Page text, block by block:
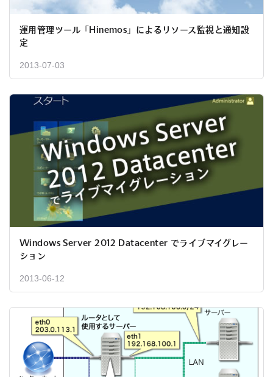
運用管理ツール「Hinemos」によるリソース監視と通知設
定
2013-07-03
Windows Server 2012 Datacenter でライブマイグレー
ション
2013-06-12